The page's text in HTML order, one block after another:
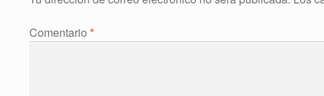
Comentario *